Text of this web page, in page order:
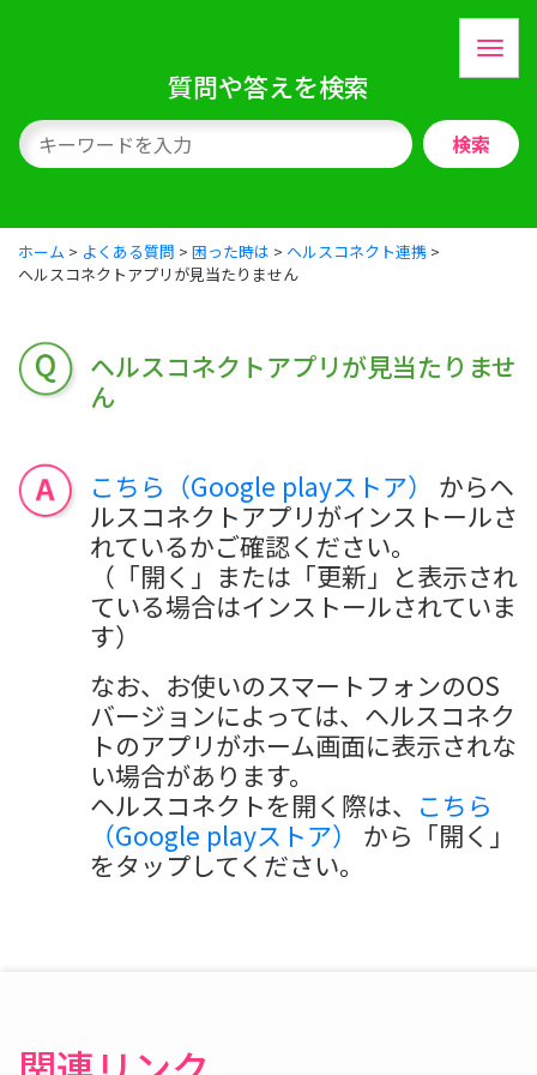
質問や答えを検索
検索
ホーム > よくある質問 > 困った時は > ヘルスコネクト連携 >
ヘルスコネクトアプリが見当たりません
ヘルスコネクトアプリが見当たりませ
ん
こちら（Google playストア）
からヘ
ルスコネクトアプリがインストールさ
れているかご確認ください。
（「開く」または「更新」と表示され
ている場合はインストールされていま
す）
なお、お使いのスマートフォンのOS
バージョンによっては、ヘルスコネク
トのアプリがホーム画面に表示されな
い場合があります。
ヘルスコネクトを開く際は、 こちら
（Google playストア）
から「開く」
をタップしてください。